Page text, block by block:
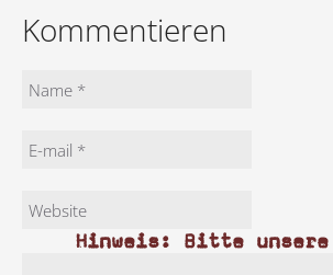
Kommentieren
Hinweis: Bitte